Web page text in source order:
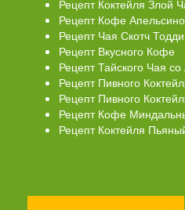
Рецепт Коктейля Злой
Рецепт Кофе
Рецепт Чая Скотч Тодди
Рецепт Вкусного Кофе
Рецепт Тайского Чая
Рецепт Пивного
Рецепт Пивного
Рецепт Кофе
Рецепт Коктейля